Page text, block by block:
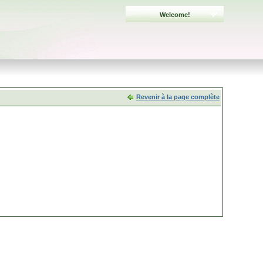
Welcome!
Revenir à la page complète